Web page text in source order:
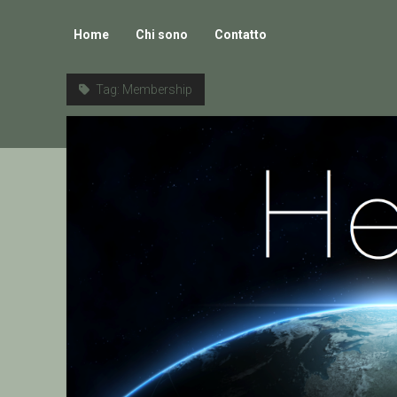
Home Chi sono Contatto
Tag: Membership